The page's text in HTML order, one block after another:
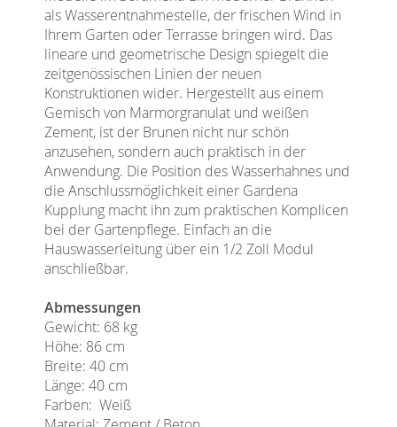
als Wasserentnahmestelle, der frischen Wind in
Ihrem Garten oder Terrasse bringen wird. Das
lineare und geometrische Design spiegelt die
zeitgenössischen Linien der neuen
Konstruktionen wider. Hergestellt aus einem
Gemisch von Marmorgranulat und weißen
Zement, ist der Brunen nicht nur schön
anzusehen, sondern auch praktisch in der
Anwendung. Die Position des Wasserhahnes und
die Anschlussmöglichkeit einer Gardena
Kupplung macht ihn zum praktischen Komplicen
bei der Gartenpflege. Einfach an die
Hauswasserleitung über ein 1/2 Zoll Modul
anschließbar.
Abmessungen
Gewicht: 68 kg
Höhe: 86 cm
Breite: 40 cm
Länge: 40 cm
Farben: Weiß